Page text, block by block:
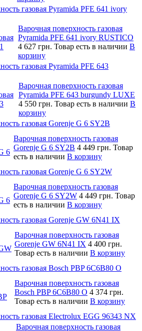
газовая Pyramida PFE 641 ivory
Варочная поверхность газовая
Pyramida PFE 641 ivory RUSTICO
4 627 грн. Товар есть в наличии В
корзину
газовая Pyramida PFE 643
Варочная поверхность газовая
Pyramida PFE 643 burgundy LUXE
4 550 грн. Товар есть в наличии В
корзину
газовая Gorenje G 6 SY2B
Варочная поверхность газовая
Gorenje G 6 SY2B 4 449 грн. Товар
есть в наличии В корзину
газовая Gorenje G 6 SY2W
Варочная поверхность газовая
Gorenje G 6 SY2W 4 449 грн. Товар
есть в наличии В корзину
газовая Gorenje GW 6N41 IX
Варочная поверхность газовая
Gorenje GW 6N41 IX 4 400 грн.
Товар есть в наличии В корзину
газовая Bosch PBP 6C6B80 O
Варочная поверхность газовая
Bosch PBP 6C6B80 O 4 374 грн.
Товар есть в наличии В корзину
газовая Electrolux EGG 96343 NX
Варочная поверхность газовая